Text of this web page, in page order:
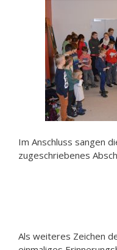
Im Anschluss sangen
zugeschriebenes
Als weiteres Zeichen